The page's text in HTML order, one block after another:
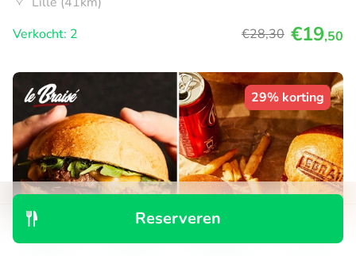
Reserveren
Verkocht: 2
€28,30 €19,50
29% korting